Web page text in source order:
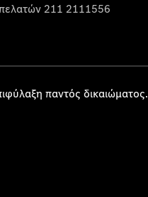
211 2111556
παντός δικαιώματος.